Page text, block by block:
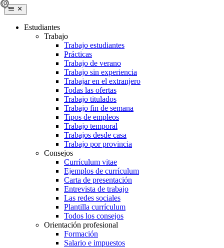
Estudiantes
Trabajo
Trabajo estudiantes
Prácticas
Trabajo de verano
Trabajo sin experiencia
Trabajar en el extranjero
Todas las ofertas
Trabajo titulados
Trabajo fin de semana
Tipos de empleos
Trabajo temporal
Trabajos desde casa
Trabajo por provincia
Consejos
Currículum vitae
Ejemplos de currículum
Carta de presentación
Entrevista de trabajo
Las redes sociales
Plantilla currículum
Todos los consejos
Orientación profesional
Formación
Salario e impuestos